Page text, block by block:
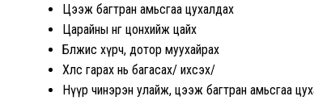
Цээж багтран амьсгаа цухалдах
Царайны өнгө цонхийж цайх
Бөөлжис хүрч, дотор муухайрах
Хөлс гарах нь багасах/ ихсэх/
Нүүр чинэрэн улайж, цээж багтран амьсгаа